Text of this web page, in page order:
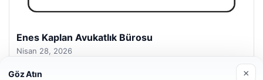
Enes Kaplan Avukatlık Bürosu
Nisan 28, 2026
Göz Atın ×